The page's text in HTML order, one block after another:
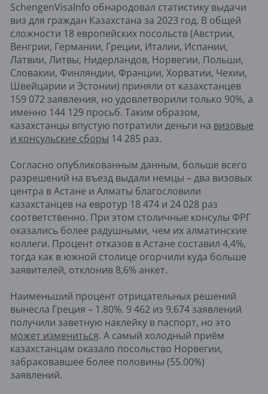
SchengenVisaInfo обнародовал статистику выдачи
виз для граждан Казахстана за 2023 год. В общей
сложности 18 европейских посольств (Австрии,
Венгрии, Германии, Греции, Италии, Испании,
Латвии, Литвы, Нидерландов, Норвегии, Польши,
Словакии, Финляндии, Франции, Хорватии, Чехии,
Швейцарии и Эстонии) приняли от казахстанцев
159 072 заявления, но удовлетворили только 90%, а
именно 144 129 просьб. Таким образом,
казахстанцы впустую потратили деньги на визовые
и консульские сборы 14 285 раз.
Согласно опубликованным данным, больше всего
разрешений на въезд выдали немцы – два визовых
центра в Астане и Алматы благословили
казахстанцев на евротур 18 474 и 24 028 раз
соответственно. При этом столичные консулы ФРГ
оказались более радушными, чем их алматинские
коллеги. Процент отказов в Астане составил 4,4%,
тогда как в южной столице огорчили куда больше
заявителей, отклонив 8,6% анкет.
Наименьший процент отрицательных решений
вынесла Греция – 1.80%. 9 462 из 9,674 заявлений
получили заветную наклейку в паспорт, но это
может измениться. А самый холодный приём
казахстанцам оказало посольство Норвегии,
забраковавшее более половины (55.00%)
заявлений.